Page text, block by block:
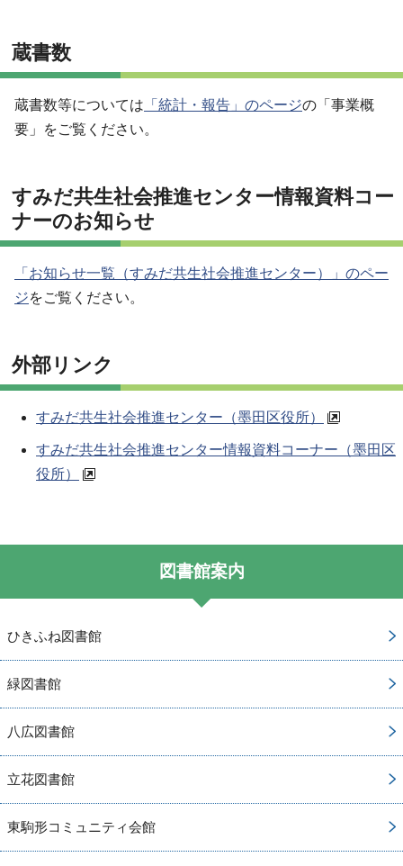
蔵書数
蔵書数等については 「統計・報告」のページの「事業概
要」をご覧ください。
すみだ共生社会推進センター情報資料コー
ナーのお知らせ
「お知らせ一覧（すみだ共生社会推進センター）」のペー
ジをご覧ください。
外部リンク
すみだ共生社会推進センター（墨田区役所）
すみだ共生社会推進センター情報資料コーナー（墨田区
役所）
図書館案内
ひきふね図書館
緑図書館
八広図書館
立花図書館
東駒形コミュニティ会館